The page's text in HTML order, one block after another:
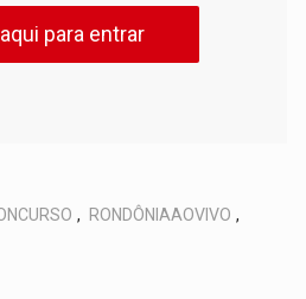
para entrar
, RONDÔNIAAOVIVO ,